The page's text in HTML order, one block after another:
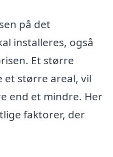
på det
installeres, også
Et større
større areal, vil
end et mindre. Her
faktorer, der